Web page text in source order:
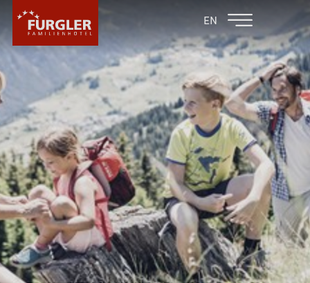
EN
ZURÜCK ZU DEN
FAMILIENHOTELS
POST
HOTEL
ZIMMER & PREISE
WELLNESS